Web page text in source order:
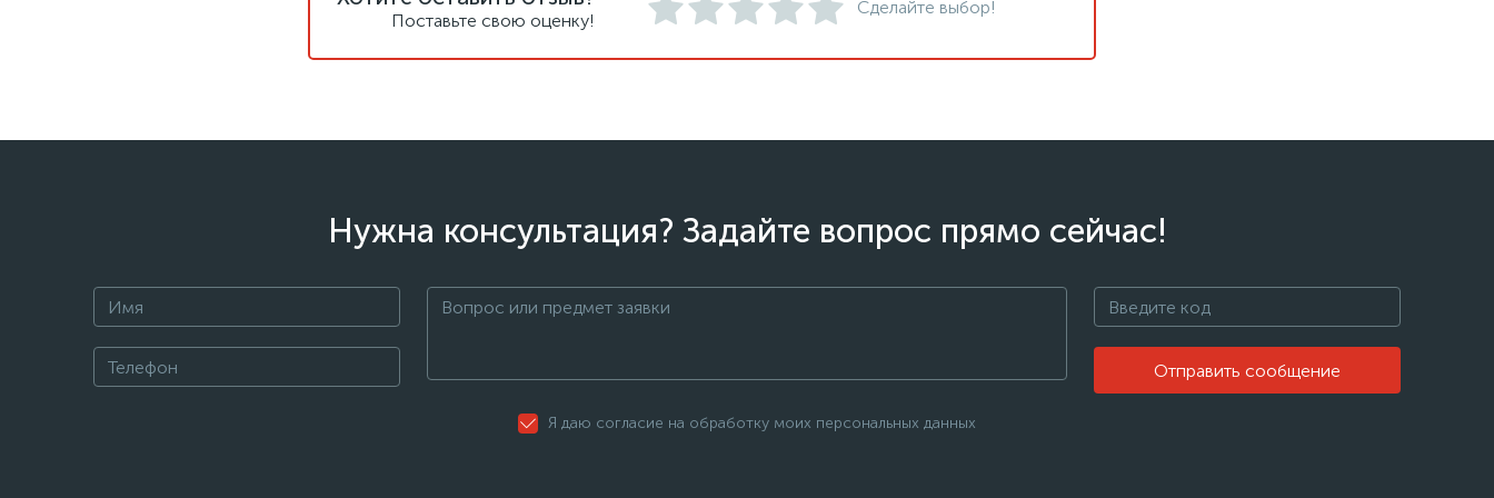
Поставьте свою оценку!
Сделайте выбор!
Нужна консультация? Задайте вопрос прямо сейчас!
Отправить сообщение
Я даю согласие на обработку моих персональных данных